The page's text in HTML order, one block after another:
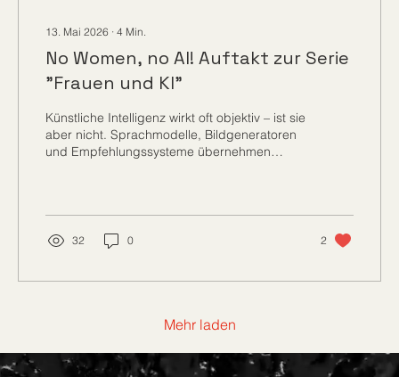
13. Mai 2026 ∙ 4 Min.
No Women, no AI! Auftakt zur Serie
"Frauen und KI"
Künstliche Intelligenz wirkt oft objektiv – ist sie
aber nicht. Sprachmodelle, Bildgeneratoren
und Empfehlungssysteme übernehmen
bestimmte Gruppen benachteiligen oder
stereotype Rollenbilder verstärken.
Besonders Frauen und Minderheiten sind
32 0 2
Mehr laden